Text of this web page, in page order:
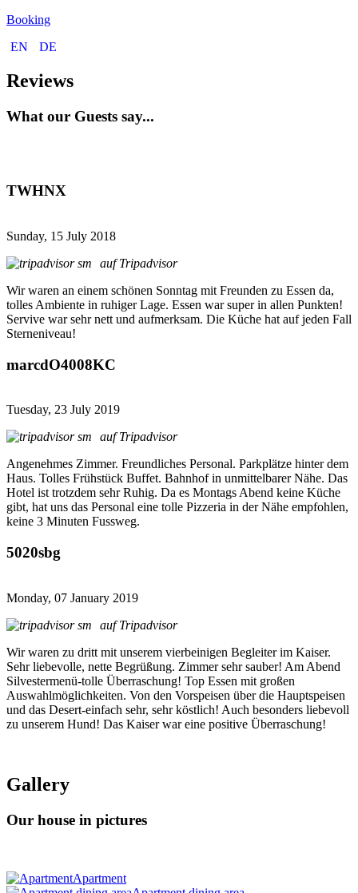
Booking
EN
DE
Reviews
What our Guests say...
TWHNX
Sunday, 15 July 2018
auf Tripadvisor
Wir waren an einem schönen Sonntag mit Freunden zu Essen da,
tolles Ambiente in ruhiger Lage. Essen war super in allen Punkten!
Servive war sehr nett und aufmerksam. Die Küche hat auf jeden Fall
Sterneniveau!
marcdO4008KC
Tuesday, 23 July 2019
auf Tripadvisor
Angenehmes Zimmer. Freundliches Personal. Parkplätze hinter dem
Haus. Tolles Frühstück Buffet. Bahnhof in unmittelbarer Nähe. Das
Hotel ist trotzdem sehr Ruhig. Da es Montags Abend keine Küche
gibt, hat uns das Personal eine tolle Pizzeria in der Nähe empfohlen,
keine 3 Minuten Fussweg.
5020sbg
Monday, 07 January 2019
auf Tripadvisor
Wir waren zu dritt mit unserem vierbeinigen Begleiter im Kaiser.
Sehr liebevolle, nette Begrüßung. Zimmer sehr sauber! Am Abend
Silvestermenü-tolle Überraschung! Top Essen mit großen
Auswahlmöglichkeiten. Von den Vorspeisen über die Hauptspeisen
und das Desert-einfach sehr, sehr köstlich! Auch besonders liebevoll
zu unserem Hund! Das Kaiser war eine positive Überraschung!
Gallery
Our house in pictures
Apartment